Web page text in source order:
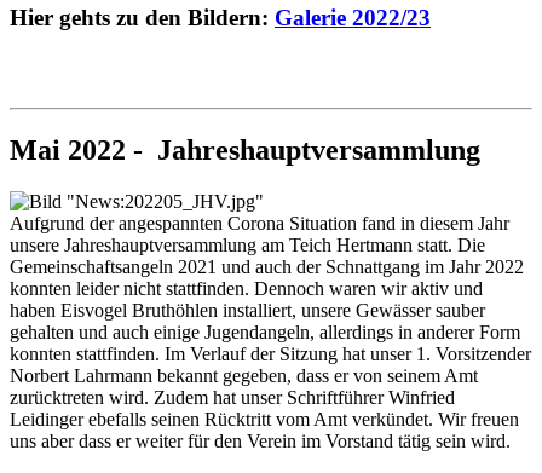
Hier gehts zu den Bildern: Galerie 2022/23
Mai 2022 - Jahreshauptversammlung
Aufgrund der angespannten Corona Situation fand in diesem Jahr
unsere Jahreshauptversammlung am Teich Hertmann statt. Die
Gemeinschaftsangeln 2021 und auch der Schnattgang im Jahr 2022
konnten leider nicht stattfinden. Dennoch waren wir aktiv und
haben Eisvogel Bruthöhlen installiert, unsere Gewässer sauber
gehalten und auch einige Jugendangeln, allerdings in anderer Form
konnten stattfinden. Im Verlauf der Sitzung hat unser 1. Vorsitzender
Norbert Lahrmann bekannt gegeben, dass er von seinem Amt
zurücktreten wird. Zudem hat unser Schriftführer Winfried
Leidinger ebefalls seinen Rücktritt vom Amt verkündet. Wir freuen
uns aber dass er weiter für den Verein im Vorstand tätig sein wird.